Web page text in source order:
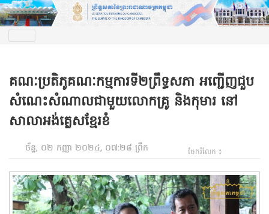
គណៈប្រតិភូគណៈកម្មការទី២ព្រឹទ្ធសភា អញ្ជើញជួប
សំណេះសំណាលជាមួយលោកគ្រូ និងកុមារ នៅ
សាលាអង់គ្លេសខ្មែរខំ
ច័ន្ទ, ០២ កញ្ញា ២០២៤, ០៧:២៨ ព្រឹក ចែករំលែក ៖